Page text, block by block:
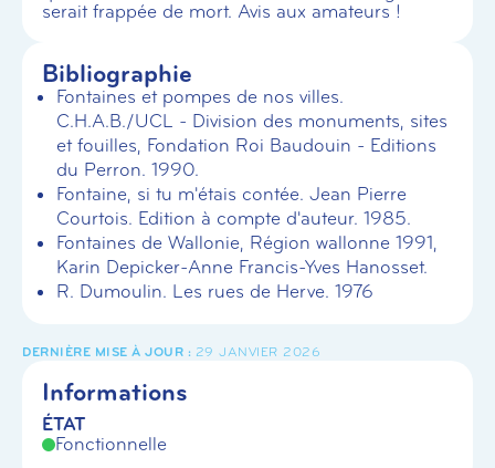
serait frappée de mort. Avis aux amateurs !
Bibliographie
Fontaines et pompes de nos villes.
C.H.A.B./UCL - Division des monuments, sites
et fouilles, Fondation Roi Baudouin - Editions
du Perron. 1990.
Fontaine, si tu m'étais contée. Jean Pierre
Courtois. Edition à compte d'auteur. 1985.
Fontaines de Wallonie, Région wallonne 1991,
Karin Depicker-Anne Francis-Yves Hanosset.
R. Dumoulin. Les rues de Herve. 1976
29 JANVIER 2026
Informations
ÉTAT
Fonctionnelle